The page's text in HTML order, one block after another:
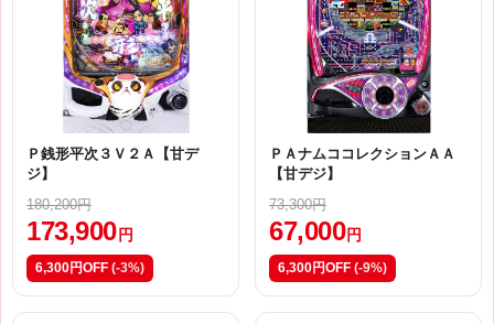
Ｐ銭形平次３Ｖ２Ａ【甘デ
ジ】
180,200円
173,900円
6,300円OFF (-3%)
ＰＡナムココレクションＡＡ
【甘デジ】
73,300円
67,000円
6,300円OFF (-9%)